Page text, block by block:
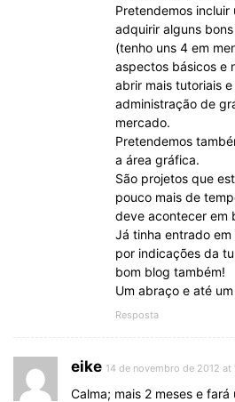
Pretendemos
adquirir alguns
(tenho uns 4 em
aspectos básicos e
abrir mais tutoriais
administração de
mercado.
Pretendemos
a área gráfica.
São projetos que
pouco mais de
deve acontecer em
Já tinha entrado
por indicações da
bom blog também!
Um abraço e até
Resposta
eike 14 de novembro de 2012 at
Calma; mais 2 meses e fará